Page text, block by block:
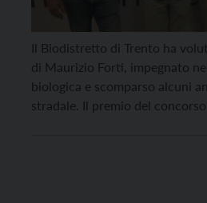
Il Biodistretto di Trento ha
di Maurizio Forti, impegnato
biologica e scomparso alcuni
stradale. Il premio del